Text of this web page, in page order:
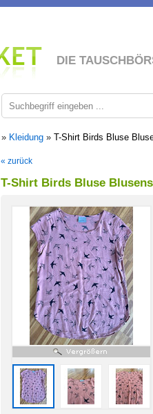
DIE
» Kleidung » T-Shirt Birds Bluse
« zurück
T-Shirt Birds Bluse